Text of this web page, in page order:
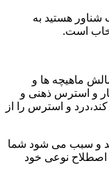
شناور هستید به
است.
ماهیچه ها و
و استرس ذهنی و
و استرس را از
و سبب می شود شما
اصطلاح نوعی خود